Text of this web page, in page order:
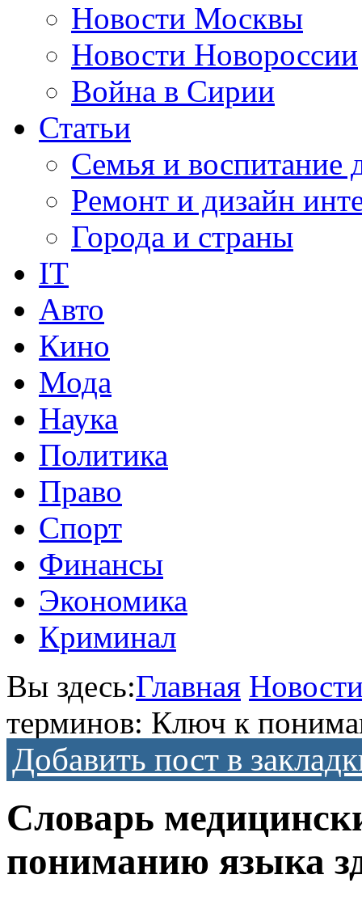
Новости Москвы
Новости Новороссии
Война в Сирии
Статьи
Семья и воспитание
Ремонт и дизайн
Города и страны
IT
Авто
Кино
Мода
Наука
Политика
Право
Спорт
Финансы
Экономика
Криминал
Вы здесь:Главная
терминов: Ключ к
Добавить пост в
Словарь
пониманию языка